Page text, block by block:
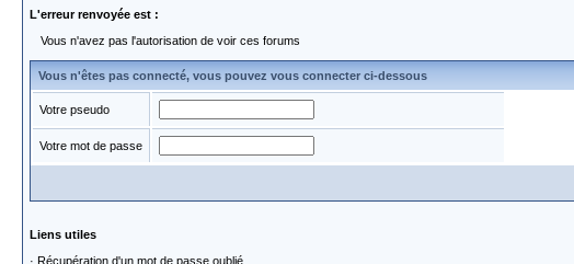
L'erreur renvoyée est :
Vous n'avez pas l'autorisation de voir ces forums
Vous n'êtes pas connecté, vous pouvez vous connecter ci-dessous
Votre pseudo
Votre mot de passe
Liens utiles
· Récupération d'un mot de passe oublié